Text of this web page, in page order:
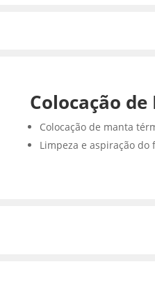
Colocação
Colocação de manta
Limpeza e aspiração